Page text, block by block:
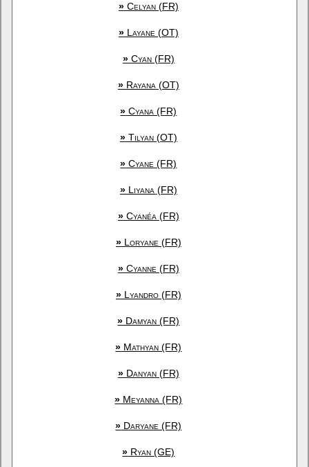
»Celyan (FR)
»Layane (OT)
»Cyan (FR)
»Rayana (OT)
» Cyana (FR)
»Tilyan (OT)
» Cyane (FR)
»Liyana (FR)
»Cyanéa (FR)
»Loryane (FR)
»Cyanne (FR)
»Lyandro (FR)
» Damyan (FR)
» Mathyan (FR)
»Danyan (FR)
» Meyanna (FR)
» Daryane (FR)
» Ryan (GE)